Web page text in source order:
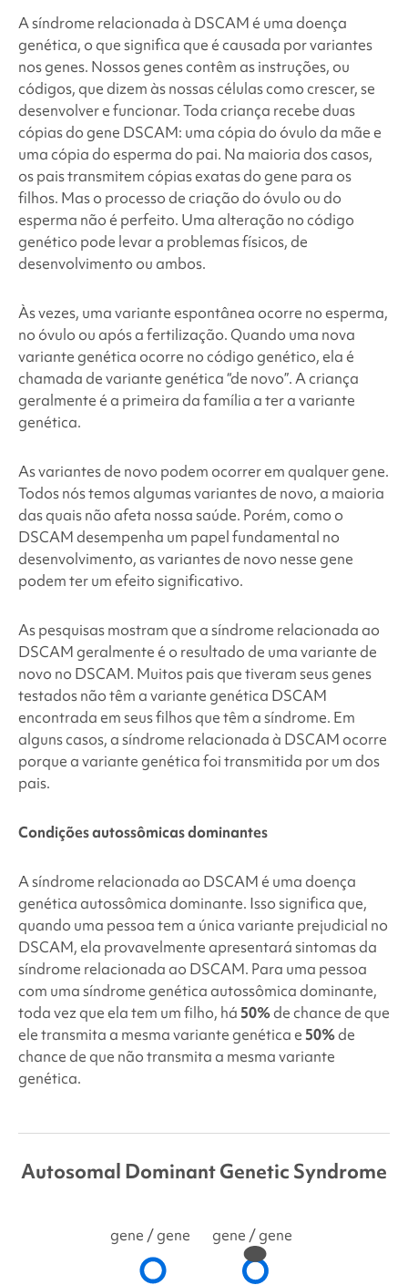
A síndrome relacionada à DSCAMé uma doença
genética, o que significa que é causada por variantes
nos genes. Nossos genes contêm as instruções, ou
códigos, que dizem às nossas células como crescer, se
desenvolver e funcionar. Toda criança recebe duas
cópias do gene DSCAM: uma cópia do óvulo da mãe e
uma cópia do esperma do pai. Na maioria dos casos,
os pais transmitem cópias exatas do gene para os
filhos. Mas o processo de criação do óvulo ou do
esperma não é perfeito. Uma alteração no código
genético pode levar a problemas físicos, de
desenvolvimento ou ambos.
Às vezes, uma variante espontânea ocorre no esperma,
no óvulo ou após a fertilização. Quando uma nova
variante genética ocorre no código genético, ela é
chamada de variante genética “de novo”. A criança
geralmente é a primeira da família a ter a variante
genética.
As variantes de novo podem ocorrer em qualquer gene.
Todos nós temos algumas variantes de novo, a maioria
das quais não afeta nossa saúde. Porém, como o
DSCAM desempenha um papel fundamental no
desenvolvimento, as variantes de novo nesse gene
podem ter um efeito significativo.
As pesquisas mostram que a síndrome relacionada ao
DSCAM geralmente é o resultado de uma variante de
novo no DSCAM. Muitos pais que tiveram seus genes
testados não têm a variante genética DSCAM
encontrada em seus filhos que têm a síndrome. Em
alguns casos, a síndrome relacionada à DSCAM ocorre
porque a variante genética foi transmitida por um dos
pais.
Condições autossômicas dominantes
A síndrome relacionada ao DSCAMé uma doença
genética autossômica dominante. Isso significa que,
quando uma pessoa tem a única variante prejudicial no
DSCAM, ela provavelmente apresentará sintomas da
síndrome relacionada ao DSCAM. Para uma pessoa
com uma síndrome genética autossômica dominante,
toda vez que ela tem um filho, há 50%de chance de que
ele transmita a mesma variante genética e 50%de
chance de que não transmita a mesma variante
genética.
Autosomal Dominant Genetic Syndrome
gene / gene gene / gene